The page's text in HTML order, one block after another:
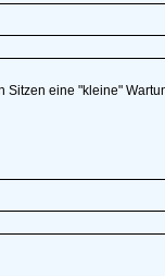
eine "kleine"